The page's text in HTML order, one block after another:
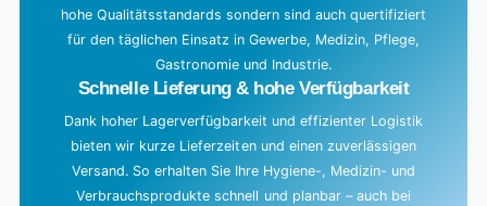
hohe Qualitätsstandards sondern sind auch quertifiziert
für den täglichen Einsatz in Gewerbe, Medizin, Pflege,
Gastronomie und Industrie.
Schnelle Lieferung & hohe Verfügbarkeit
Dank hoher Lagerverfügbarkeit und effizienter Logistik
bieten wir kurze Lieferzeiten und einen zuverlässigen
Versand. So erhalten Sie Ihre Hygiene-, Medizin- und
Verbrauchsprodukte schnell und planbar – auch bei